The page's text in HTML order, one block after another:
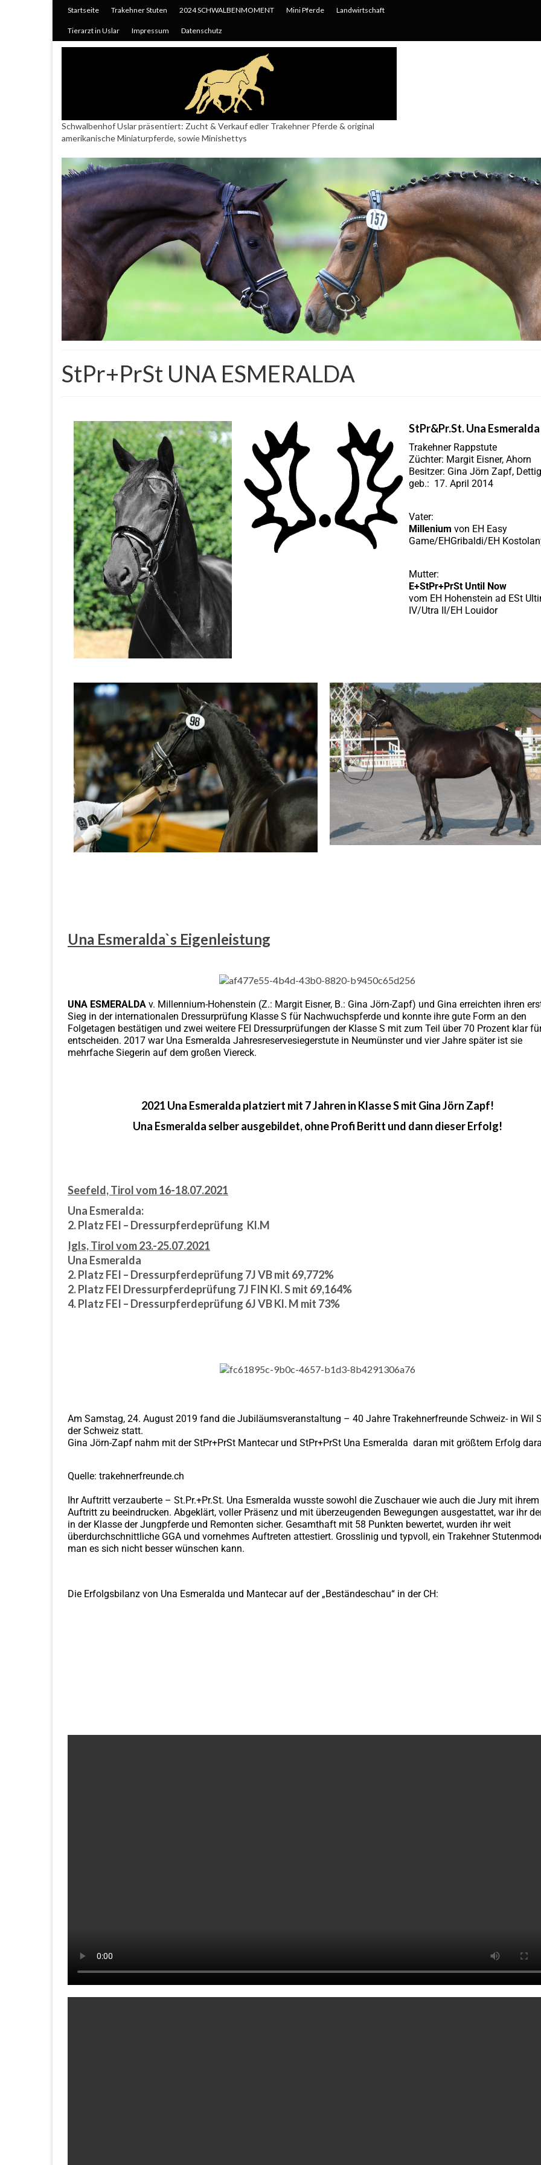
Startseite Trakehner Stuten 2024 SCHWALBENMOMENT Mini Pferde Landwirtschaft
Tierarzt in Uslar Impressum Datenschutz
Schwalbenhof Uslar präsentiert: Zucht & Verkauf edler Trakehner Pferde & original
amerikanische Miniaturpferde, sowie Minishettys
StPr+PrSt UNA ESMERALDA
StPr&Pr.St. Una Esmeralda
Trakehner Rappstute
Züchter: Margit Eisner, Ahorn
Besitzer: Gina Jörn Zapf,
geb.: 17. April 2014
Vater:
Millenium von EH Easy
Game/EHGribaldi/EH
Mutter:
E+StPr+PrSt Until Now
vom EH Hohenstein ad ESt
IV/Utra II/EH Louidor
Una Esmeralda`s Eigenleistung
UNA ESMERALDA v. Millennium-Hohenstein (Z.: Margit Eisner, B.: Gina Jörn-Zapf) und Gina erreichten ihren
Sieg in der internationalen Dressurprüfung Klasse S für Nachwuchspferde und konnte ihre gute Form an den
Folgetagen bestätigen und zwei weitere FEI Dressurprüfungen der Klasse S mit zum Teil über 70 Prozent klar
entscheiden. 2017 war Una Esmeralda Jahresreservesiegerstute in Neumünster und vier Jahre später ist sie
mehrfache Siegerin auf dem großen Viereck.
2021 Una Esmeralda platziert mit 7 Jahren in Klasse S mit Gina Jörn Zapf!
Una Esmeralda selber ausgebildet, ohne Profi Beritt und dann dieser Erfolg!
Seefeld, Tirol vom 16-18.07.2021
Una Esmeralda:
2. Platz FEI – Dressurpferdeprüfung Kl.M
Igls, Tirol vom 23.-25.07.2021
Una Esmeralda
2. Platz FEI – Dressurpferdeprüfung 7J VB mit 69,772%
2. Platz FEI Dressurpferdeprüfung 7J FIN Kl. S mit 69,164%
4. Platz FEI – Dressurpferdeprüfung 6J VB Kl. M mit 73%
Am Samstag, 24. August 2019 fand die Jubiläumsveranstaltung – 40 Jahre Trakehnerfreunde Schweiz- in Wil
der Schweiz statt.
Gina Jörn-Zapf nahm mit der StPr+PrSt Mantecar und StPr+PrSt Una Esmeralda daran mit größtem Erfolg
Quelle: trakehnerfreunde.ch
Ihr Auftritt verzauberte – St.Pr.+Pr.St. Una Esmeralda wusste sowohl die Zuschauer wie auch die Jury mit ihrem
Auftritt zu beeindrucken. Abgeklärt, voller Präsenz und mit überzeugenden Bewegungen ausgestattet, war ihr
in der Klasse der Jungpferde und Remonten sicher. Gesamthaft mit 58 Punkten bewertet, wurden ihr weit
überdurchschnittliche GGA und vornehmes Auftreten attestiert. Grosslinig und typvoll, ein Trakehner
man es sich nicht besser wünschen kann.
Die Erfolgsbilanz von Una Esmeralda und Mantecar auf der „Beständeschau“ in der CH: